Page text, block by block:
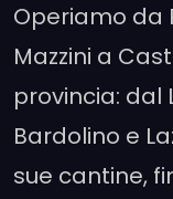
Operiamo da
Mazzini a
provincia: dal
Bardolino e
sue cantine,